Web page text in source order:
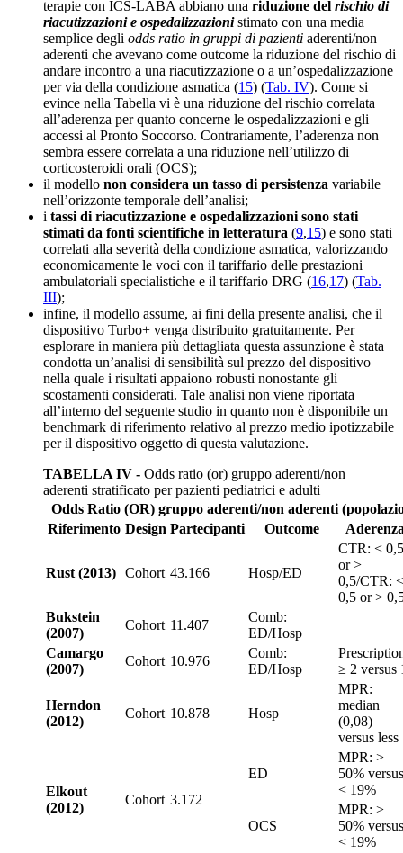
terapie con ICS-LABA abbiano una riduzione del rischio di
riacutizzazioni e ospedalizzazionistimato con una media
semplice degli odds ratio in gruppi di pazienti aderenti/non
aderenti che avevano come outcome la riduzione del rischio di
andare incontro a una riacutizzazione o a un’ospedalizzazione
per via della condizione asmatica (15) (Tab. IV). Come si
evince nella Tabella vi è una riduzione del rischio correlata
all’aderenza per quanto concerne le ospedalizzazioni e gli
accessi al Pronto Soccorso. Contrariamente, l’aderenza non
sembra essere correlata a una riduzione nell’utilizzo di
corticosteroidi orali (OCS);
il modello non considera un tasso di persistenza variabile
nell’orizzonte temporale dell’analisi;
i tassi di riacutizzazione e ospedalizzazioni sono stati
stimati da fonti scientifiche in letteratura (9,15) e sono stati
correlati alla severità della condizione asmatica, valorizzando
economicamente le voci con il tariffario delle prestazioni
ambulatoriali specialistiche e il tariffario DRG (16,17) (Tab.
III);
infine, il modello assume, ai fini della presente analisi, che il
dispositivo Turbo+ venga distribuito gratuitamente. Per
esplorare in maniera più dettagliata questa assunzione è stata
condotta un’analisi di sensibilità sul prezzo del dispositivo
nella quale i risultati appaiono robusti nonostante gli
scostamenti considerati. Tale analisi non viene riportata
all’interno del seguente studio in quanto non è disponibile un
benchmark di riferimento relativo al prezzo medio ipotizzabile
per il dispositivo oggetto di questa valutazione.
TABELLA IV - Odds ratio (or) gruppo aderenti/non
aderenti stratificato per pazienti pediatrici e adulti
Odds Ratio (OR) gruppo aderenti/non aderenti
Riferimento Design Partecipanti Outcome
Rust (2013) Cohort 43.166 Hosp/ED
CTR: < 0,5
or >
0,5/CTR: <
0,5 or >
Bukstein
(2007)
Cohort 11.407
Comb:
ED/Hosp
Camargo
(2007)
Cohort 10.976
Comb:
ED/Hosp
≥ 2 versus
Herndon
(2012)
Cohort 10.878 Hosp
MPR:
median
(0,08)
versus less
Elkout
(2012)
Cohort 3.172
ED
MPR: >
50% versus
< 19%
OCS
MPR: >
50% versus
< 19%